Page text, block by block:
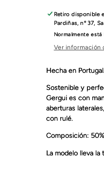
Retiro disponible
Pardiñas, nº 37,
Normalmente está
Ver información
Hecha en Portugal.
Sostenible y
Gergui es con
aberturas
con rulé.
Composición:
La modelo lleva la